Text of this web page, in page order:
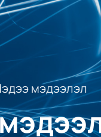
мэдээлэл